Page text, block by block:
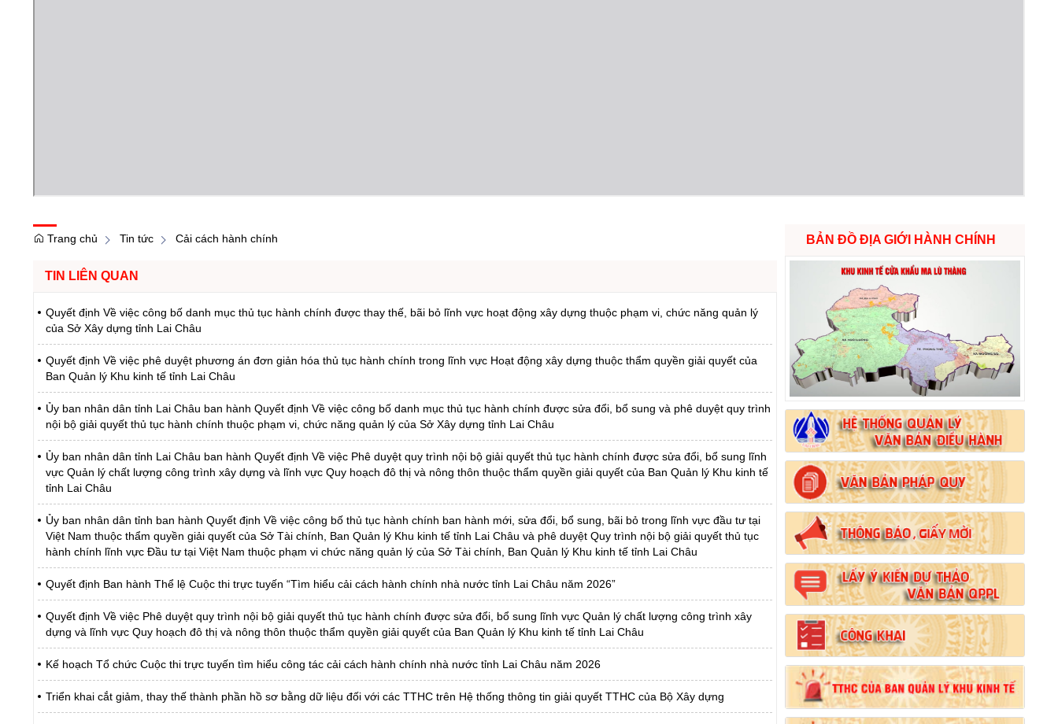
Trang chủ Tin tức Cải cách hành chính
TIN LIÊN QUAN
Quyết định Về việc công bố danh mục thủ tục hành chính được thay thế, bãi bỏ lĩnh vực hoạt động xây dựng thuộc phạm vi, chức năng quản lý
của Sở Xây dựng tỉnh Lai Châu
Quyết định Về việc phê duyệt phương án đơn giản hóa thủ tục hành chính trong lĩnh vực Hoạt động xây dựng thuộc thẩm quyền giải quyết của
Ban Quản lý Khu kinh tế tỉnh Lai Châu
Ủy ban nhân dân tỉnh Lai Châu ban hành Quyết định Về việc công bố danh mục thủ tục hành chính được sửa đổi, bổ sung và phê duyệt quy trình
nội bộ giải quyết thủ tục hành chính thuộc phạm vi, chức năng quản lý của Sở Xây dựng tỉnh Lai Châu
Ủy ban nhân dân tỉnh Lai Châu ban hành Quyết định Về việc Phê duyệt quy trình nội bộ giải quyết thủ tục hành chính được sửa đổi, bổ sung lĩnh
vực Quản lý chất lượng công trình xây dựng và lĩnh vực Quy hoạch đô thị và nông thôn thuộc thẩm quyền giải quyết của Ban Quản lý Khu kinh tế
tỉnh Lai Châu
Ủy ban nhân dân tỉnh ban hành Quyết định Về việc công bố thủ tục hành chính ban hành mới, sửa đổi, bổ sung, bãi bỏ trong lĩnh vực đầu tư tại
Việt Nam thuộc thẩm quyền giải quyết của Sở Tài chính, Ban Quản lý Khu kinh tế tỉnh Lai Châu và phê duyệt Quy trình nội bộ giải quyết thủ tục
hành chính lĩnh vực Đầu tư tại Việt Nam thuộc phạm vi chức năng quản lý của Sở Tài chính, Ban Quản lý Khu kinh tế tỉnh Lai Châu
Quyết định Ban hành Thể lệ Cuộc thi trực tuyến “Tìm hiểu cải cách hành chính nhà nước tỉnh Lai Châu năm 2026”
Quyết định Về việc Phê duyệt quy trình nội bộ giải quyết thủ tục hành chính được sửa đổi, bổ sung lĩnh vực Quản lý chất lượng công trình xây
dựng và lĩnh vực Quy hoạch đô thị và nông thôn thuộc thẩm quyền giải quyết của Ban Quản lý Khu kinh tế tỉnh Lai Châu
Kế hoạch Tổ chức Cuộc thi trực tuyến tìm hiểu công tác cải cách hành chính nhà nước tỉnh Lai Châu năm 2026
Triển khai cắt giảm, thay thế thành phần hồ sơ bằng dữ liệu đối với các TTHC trên Hệ thống thông tin giải quyết TTHC của Bộ Xây dựng
BẢN ĐỒ ĐỊA GIỚI HÀNH CHÍNH
Số:102/2024/NĐ-CP
Tên:(Nghị định Quy định chi tiết thi hành một